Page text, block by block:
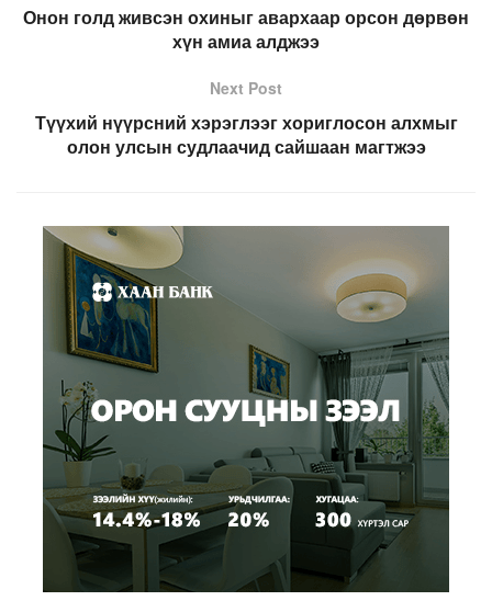
Онон голд живсэн охиныг авархаар орсон дөрвөн
хүн амиа алджээ
Next Post
Түүхий нүүрсний хэрэглээг хориглосон алхмыг
олон улсын судлаачид сайшаан магтжээ